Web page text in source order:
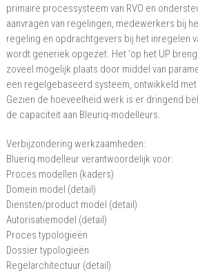
primaire processysteem van RVO en
aanvragen van regelingen, medewerkers bij
regeling en opdrachtgevers bij het inregelen
wordt generiek opgezet. Het 'op het UP
zoveel mogelijk plaats door middel van
een regelgebaseerd systeem, ontwikkeld met
Gezien de hoeveelheid werk is er dringend
de capaciteit aan Bleuriq-modelleurs.
Verbijzondering werkzaamheden:
Blueriq modelleur verantwoordelijk voor:
Proces modellen (kaders)
Domein model (detail)
Diensten/product model (detail)
Autorisatiemodel (detail)
Proces typologieën
Dossier typologieën
Regelarchitectuur (detail)